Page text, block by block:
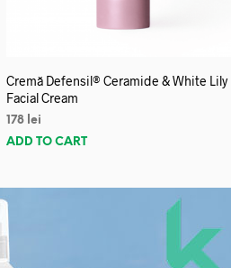
Cremă Defensil® Ceramide & White Lily
Facial Cream
178 lei
ADD TO CART